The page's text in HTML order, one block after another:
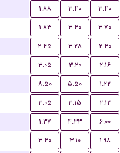
۱.۸۸ ۳.۴۰
۳.۴۰
۱.۸۳ ۳.۴۰
۳.۷۰
۲.۴۵ ۳.۲۸
۲.۴۰
۳.۰۵ ۳.۲۰
۲.۱۶
۸.۵۰ ۵.۵۰
۱.۲۲
۳.۰۵ ۳.۱۵
۲.۱۲
۱.۳۷ ۴.۳۳
۶.۰۰
۳.۴۰ ۳.۱۰
۱.۹۸